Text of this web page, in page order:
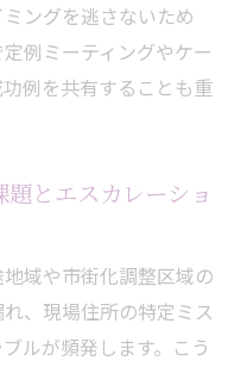
ングを逃さないため
例ミーティングやケー
例を共有することも重
とエスカレーショ
域や市街化調整区域の
、現場住所の特定ミス
ルが頻発します。こう